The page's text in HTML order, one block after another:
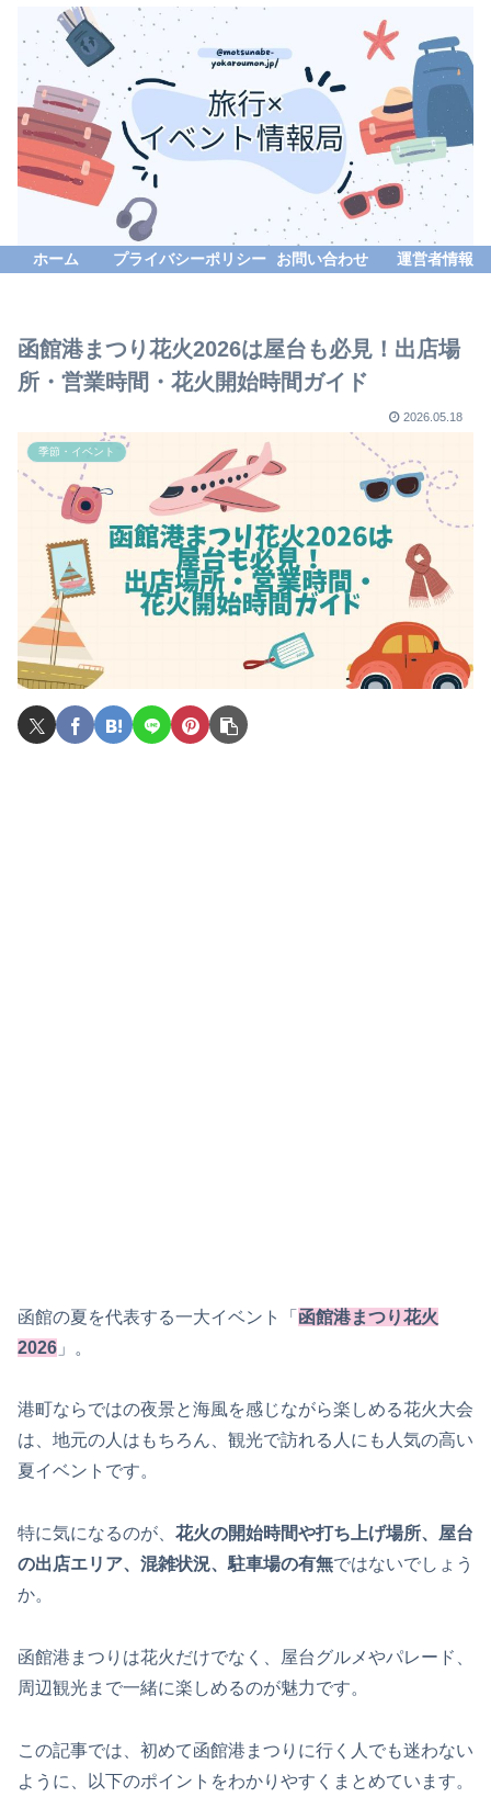
ホーム プライバシーポリシー お問い合わせ 運営者情報
函館港まつり花火2026は屋台も必見！出店場
所・営業時間・花火開始時間ガイド
2026.05.18
季節・イベント
函館の夏を代表する一大イベント「 函館港まつり花火
2026 」。
港町ならではの夜景と海風を感じながら楽しめる花火大会
は、地元の人はもちろん、観光で訪れる人にも人気の高い
夏イベントです。
特に気になるのが、 花火の開始時間や打ち上げ場所、屋台
の出店エリア、混雑状況、駐車場の有無ではないでしょう
か。
函館港まつりは花火だけでなく、屋台グルメやパレード、
周辺観光まで一緒に楽しめるのが魅力です。
この記事では、初めて函館港まつりに行く人でも迷わない
ように、以下のポイントをわかりやすくまとめています。